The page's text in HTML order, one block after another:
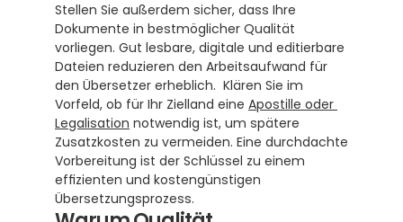
Stellen Sie außerdem sicher, dass Ihre
Dokumente in bestmöglicher Qualität
vorliegen. Gut lesbare, digitale und editierbare
Dateien reduzieren den Arbeitsaufwand für
den Übersetzer erheblich.  Klären Sie im
Vorfeld, ob für Ihr Zielland eine Apostille oder
Legalisation notwendig ist, um spätere
Zusatzkosten zu vermeiden. Eine durchdachte
Vorbereitung ist der Schlüssel zu einem
effizienten und kostengünstigen
Übersetzungsprozess.